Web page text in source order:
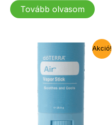
was:
17
15
Tovább olvasom
Akció!